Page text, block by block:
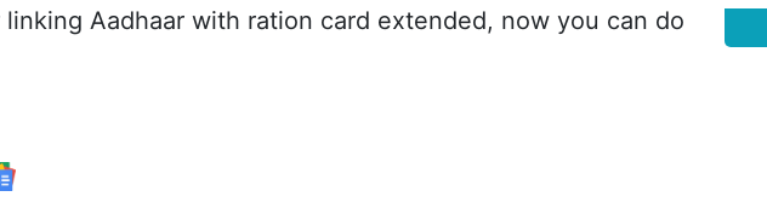
Aadhaar with ration card extended, now you can do